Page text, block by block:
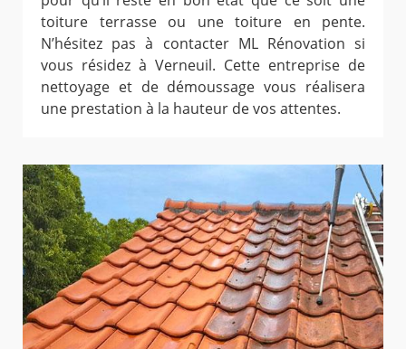
toiture terrasse ou une toiture en pente.
N’hésitez pas à contacter ML Rénovation si
vous résidez à Verneuil. Cette entreprise de
nettoyage et de démoussage vous réalisera
une prestation à la hauteur de vos attentes.